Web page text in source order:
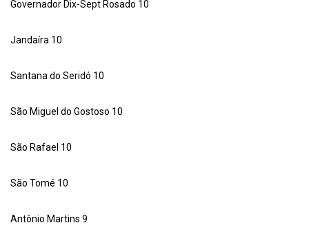
Governador Dix-Sept Rosado 10
Jandaíra 10
Santana do Seridó 10
São Miguel do Gostoso 10
São Rafael 10
São Tomé 10
Antônio Martins 9